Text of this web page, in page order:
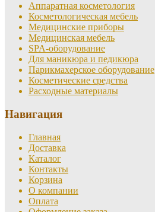
Аппаратная косметология
Косметологическая мебель
Медицинские приборы
Медицинская мебель
SPA-оборудование
Для маникюра и педикюра
Парикмахерское оборудование
Косметические средства
Расходные материалы
Навигация
Главная
Доставка
Каталог
Контакты
Корзина
О компании
Оплата